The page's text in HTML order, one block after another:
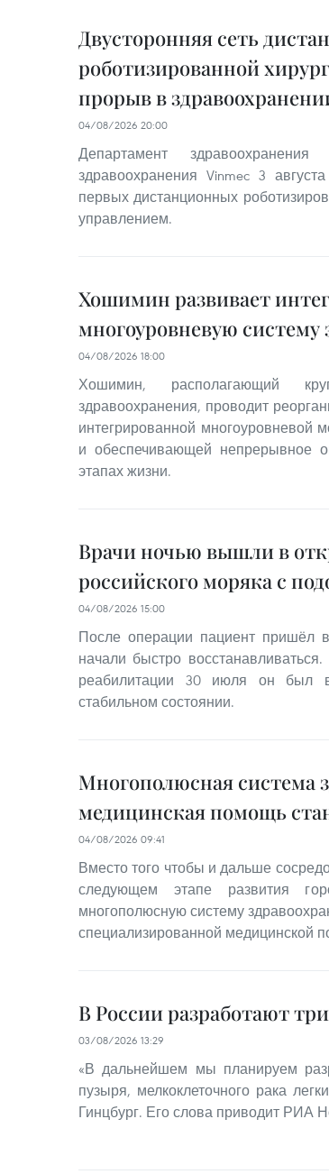
Двусторонняя сеть
роботизированной
прорыв в
04/08/2026 20:00
Департамент
здравоохранения Vinmec 3
первых дистанционных
управлением.
Хошимин развивает
многоуровневую систему
04/08/2026 18:00
Хошимин, располагающий
здравоохранения, проводит
интегрированной многоуровневой
и обеспечивающей непрерывное
этапах жизни.
Врачи ночью вышли в
российского моряка с
04/08/2026 15:00
После операции пациент пришёл
начали быстро
реабилитации 30 июля он был
стабильном состоянии.
Многополюсная система
медицинская помощь
04/08/2026 09:41
Вместо того чтобы и дальше
следующем этапе развития
многополюсную систему
специализированной медицинской
В России разработают
03/08/2026 13:29
«В дальнейшем мы планируем
пузыря, мелкоклеточного рака
Гинцбург. Его слова приводит РИА